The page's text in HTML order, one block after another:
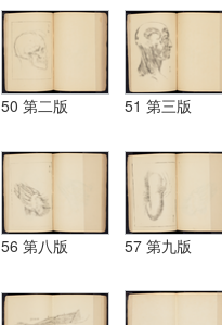
50 第二版 51 第三版
56 第八版 57 第九版